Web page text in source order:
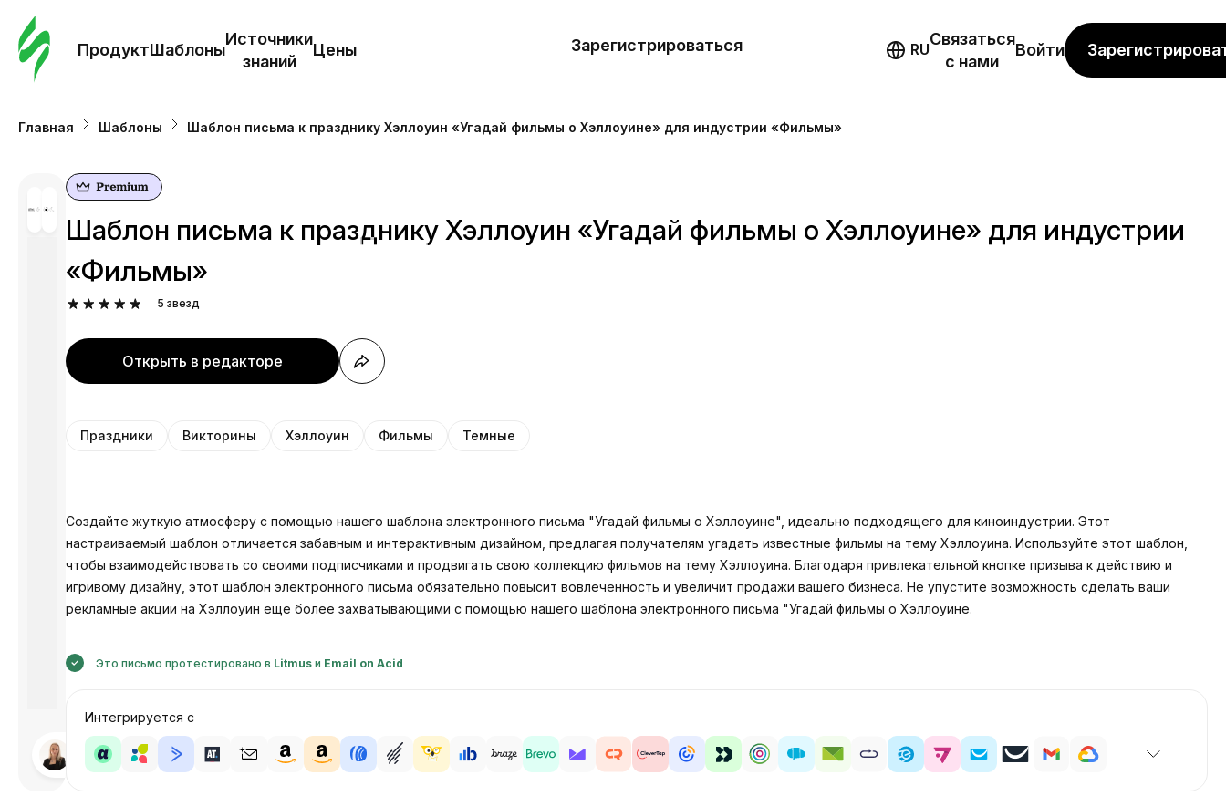
ПродуктШаблоны
Источники
знаний
Цены
Цены
Зарегистрироваться RU
Связаться
с нами
Войти
Главная Шаблоны Шаблон письма к празднику Хэллоуин «Угадай фильмы о Хэллоуине» для индустрии «Фильмы»
Разработано
Анастасия
Шаблон письма к празднику Хэллоуин «Угадай фильмы о Хэллоуине» для индустрии
«Фильмы»
5 звезд
Открыть в редакторе
Праздники Викторины Хэллоуин Фильмы Темные
Создайте жуткую атмосферу с помощью нашего шаблона электронного письма "Угадай фильмы о Хэллоуине", идеально подходящего для киноиндустрии. Этот
настраиваемый шаблон отличается забавным и интерактивным дизайном, предлагая получателям угадать известные фильмы на тему Хэллоуина. Используйте этот шаблон,
чтобы взаимодействовать со своими подписчиками и продвигать свою коллекцию фильмов на тему Хэллоуина. Благодаря привлекательной кнопке призыва к действию и
игривому дизайну, этот шаблон электронного письма обязательно повысит вовлеченность и увеличит продажи вашего бизнеса. Не упустите возможность сделать ваши
рекламные акции на Хэллоуин еще более захватывающими с помощью нашего шаблона электронного письма "Угадай фильмы о Хэллоуине.
Это письмо протестировано в Litmusи Email on Acid
Интегрируется с